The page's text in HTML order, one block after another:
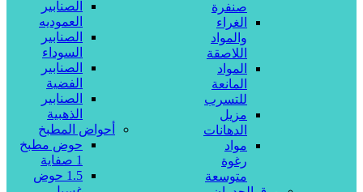
صنفرة
الغراء
والمواد
اللاصقة
المواد
المانعة
للتسرب
مزيل
الدهانات
مواد
رغوة
متوسعة
الصنابير
العموديه
الصنابير
السوداء
الصنابير
الفضية
الصنابير
الذهبية
أحواض المطبخ
حوض مطبخ
1 صفاية
1.5 حوض